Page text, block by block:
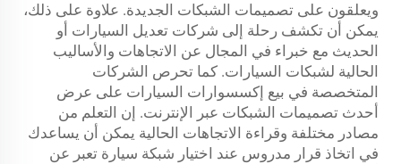
ويعلقون على تصميمات الشبكات الجديدة. علاوة على ذلك،
يمكن أن تكشف رحلة إلى شركات تعديل السيارات أو
الحديث مع خبراء في المجال عن الاتجاهات والأساليب
الحالية لشبكات السيارات. كما تحرص الشركات
المتخصصة في بيع إكسسوارات السيارات على عرض
أحدث تصميمات الشبكات عبر الإنترنت. إن التعلم من
مصادر مختلفة وقراءة الاتجاهات الحالية يمكن أن يساعدك
في اتخاذ قرار مدروس عند اختيار شبكة سيارة تعبر عن